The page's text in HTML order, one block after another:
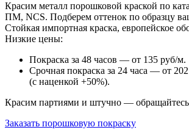
Красим металл порошковой краской по
ПМ, NCS. Подберем оттенок по образцу
Стойкая импортная краска, европейское
Низкие цены:
Покраска за 48 часов — от 135 руб/м.
Срочная покраска за 24 часа — от
(с наценкой +50%).
Красим партиями и штучно —
Заказать порошковую покраску